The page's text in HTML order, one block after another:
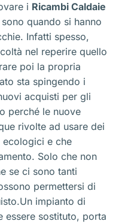
i Ricambi Caldaie
sono quando si hanno
Infatti spesso,
nel reperire quello
poi la propria
sta spingendo i
acquisti per gli
perché le nuove
rivolte ad usare dei
e che
Solo che non
se ci sono tanti
permettersi di
impianto di
essere sostituto, porta